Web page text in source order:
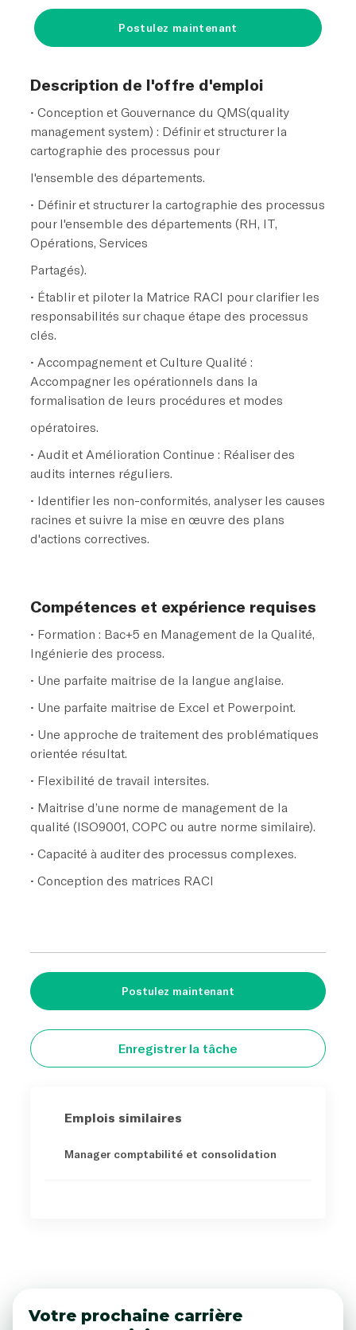
Postulez maintenant
Description de l'offre d'emploi
• Conception et Gouvernance du QMS(quality
management system) : Définir et structurer la
cartographie des processus pour
l'ensemble des départements.
• Définir et structurer la cartographie des processus
pour l'ensemble des départements (RH, IT,
Opérations, Services
Partagés).
• Établir et piloter la Matrice RACI pour clarifier les
responsabilités sur chaque étape des processus
clés.
• Accompagnement et Culture Qualité :
Accompagner les opérationnels dans la
formalisation de leurs procédures et modes
opératoires.
• Audit et Amélioration Continue : Réaliser des
audits internes réguliers.
• Identifier les non-conformités, analyser les causes
racines et suivre la mise en œuvre des plans
d'actions correctives.
Compétences et expérience requises
• Formation : Bac+5 en Management de la Qualité,
Ingénierie des process.
• Une parfaite maitrise de la langue anglaise.
• Une parfaite maitrise de Excel et Powerpoint.
• Une approche de traitement des problématiques
orientée résultat.
• Flexibilité de travail intersites.
• Maitrise d’une norme de management de la
qualité (ISO9001, COPC ou autre norme similaire).
• Capacité à auditer des processus complexes.
• Conception des matrices RACI
Postulez maintenant
Enregistrer la tâche
Emplois similaires
Manager comptabilité et consolidation
Votre prochaine carrière